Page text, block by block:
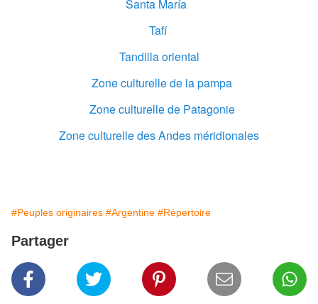
Santa María
Tafí
Tandilla oriental
Zone culturelle de la pampa
Zone culturelle de Patagonie
Zone culturelle des Andes méridionales
#Peuples originaires #Argentine #Répertoire
Partager